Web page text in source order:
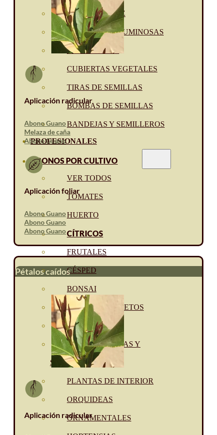
SEMILLAS RAÍZ
SEMILLAS LEGUMINOSAS
MICROGREEN
CUBIERTAS VEGETALES
TIRAS DE SEMILLAS
BOMBAS DE SEMILLAS
BANDEJAS Y SEMILLEROS
PROFESIONALES
ABONOS POR CULTIVO
VER TODOS
TOMATES
HUERTO
CÍTRICOS
FRUTALES
CÉSPED
BONSAI
CONÍFERAS Y SETOS
OLIVO
CACTUS, CRASAS Y
SUCULENTAS
PLANTAS DE INTERIOR
ORQUIDEAS
ORNAMENTALES
Aplicación radicular
Abono Guano
Melaza de caña
Abono Guano
Aplicación foliar
Abono Guano
Abono Guano
Abono Guano
Pétalos caídos
Aplicación radicular